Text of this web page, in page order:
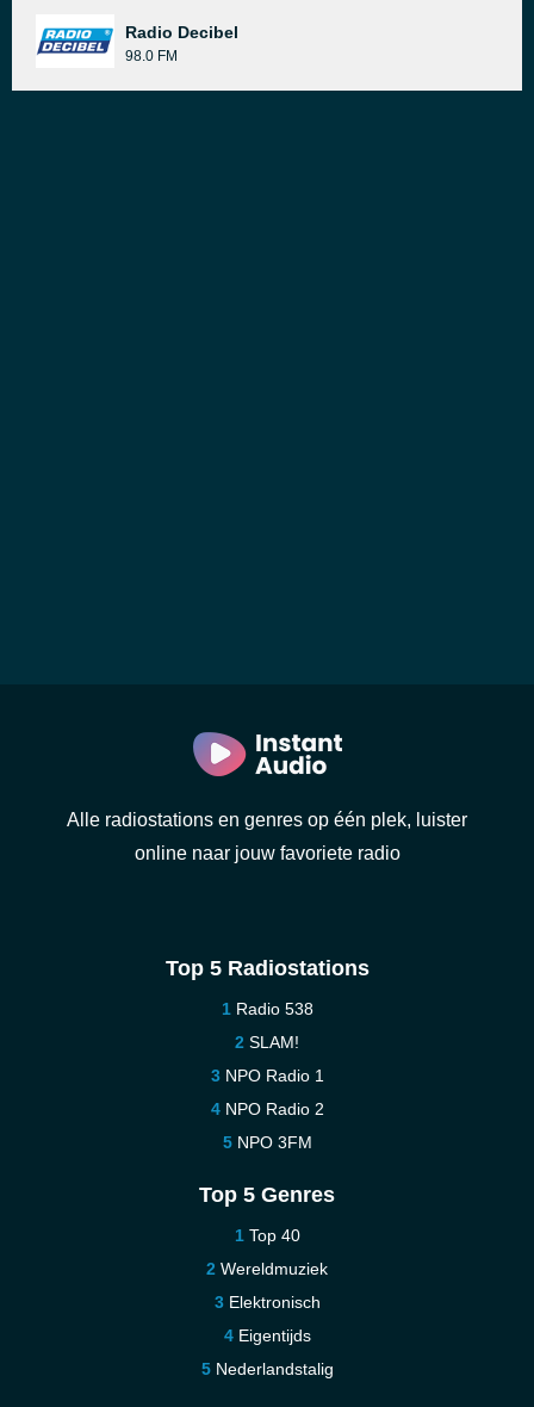
Radio Decibel
98.0 FM
Alle radiostations en genres op één plek, luister
online naar jouw favoriete radio
Top 5 Radiostations
Radio 538
SLAM!
NPO Radio 1
NPO Radio 2
NPO 3FM
Top 5 Genres
Top 40
Wereldmuziek
Elektronisch
Eigentijds
Nederlandstalig